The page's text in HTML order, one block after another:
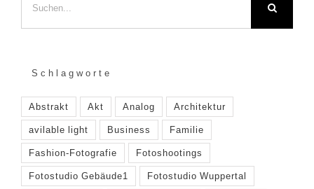
nach:
Schlagworte
Abstrakt Akt Analog
Architektur
avilable light
Business
Familie
Fashion-Fotografie
Fotoshootings
Fotostudio Gebäude1
Fotostudio Wuppertal